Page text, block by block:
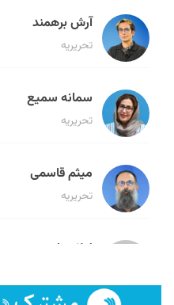
آرش برهمند
تحریریه
سمانه سمیع
تحریریه
میثم قاسمی
تحریریه
لیلا حنارود